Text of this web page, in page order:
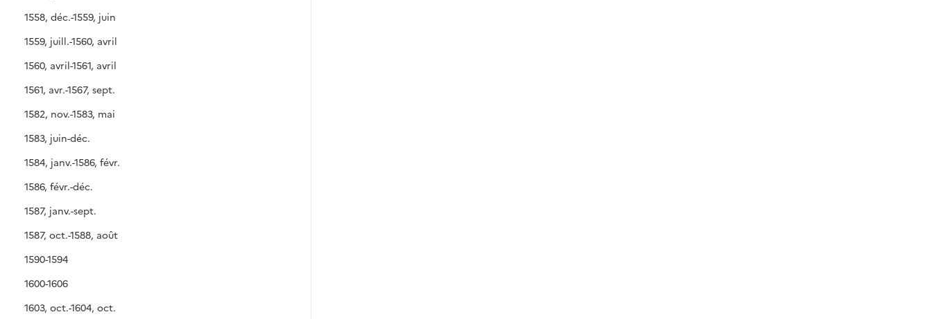
1558, déc.-1559, juin
1559, juill.-1560, avril
1560, avril-1561, avril
1561, avr.-1567, sept.
1582, nov.-1583, mai
1583, juin-déc.
1584, janv.-1586, févr.
1586, févr.-déc.
1587, janv.-sept.
1587, oct.-1588, août
1590-1594
1600-1606
1603, oct.-1604, oct.